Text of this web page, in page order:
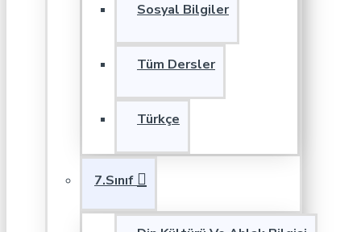
Sosyal Bilgiler
Tüm Dersler
Türkçe
7.Sınıf